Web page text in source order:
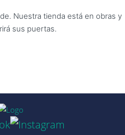
Nuestra tienda está en obras y
sus puertas.